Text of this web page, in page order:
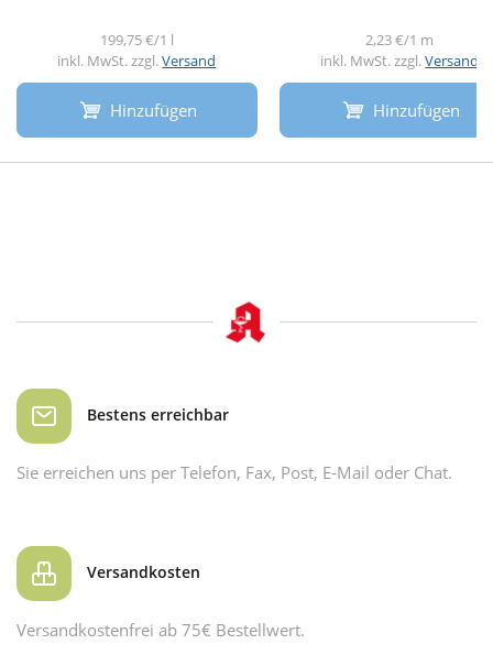
199,75 €/1 l
inkl. MwSt. zzgl.Versand
Hinzufügen
2,23 €/1 m
inkl. MwSt. zzgl.Versand
Hinzufügen
Bestens erreichbar
Sie erreichen uns per Telefon, Fax, Post, E-Mail oder Chat.
Versandkosten
Versandkostenfrei ab 75€ Bestellwert.